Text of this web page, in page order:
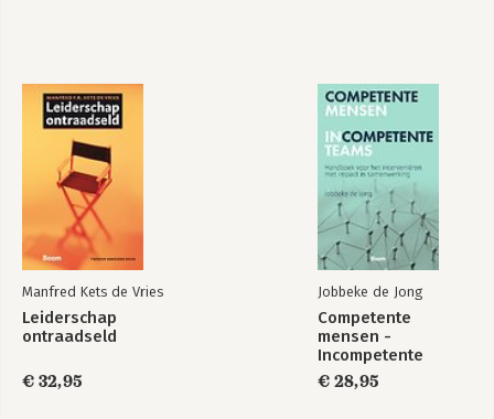
Manfred Kets de Vries
Leiderschap
ontraadseld
€ 32,95
Jobbeke de Jong
Competente
mensen -
Incompetente
teams
€ 28,95